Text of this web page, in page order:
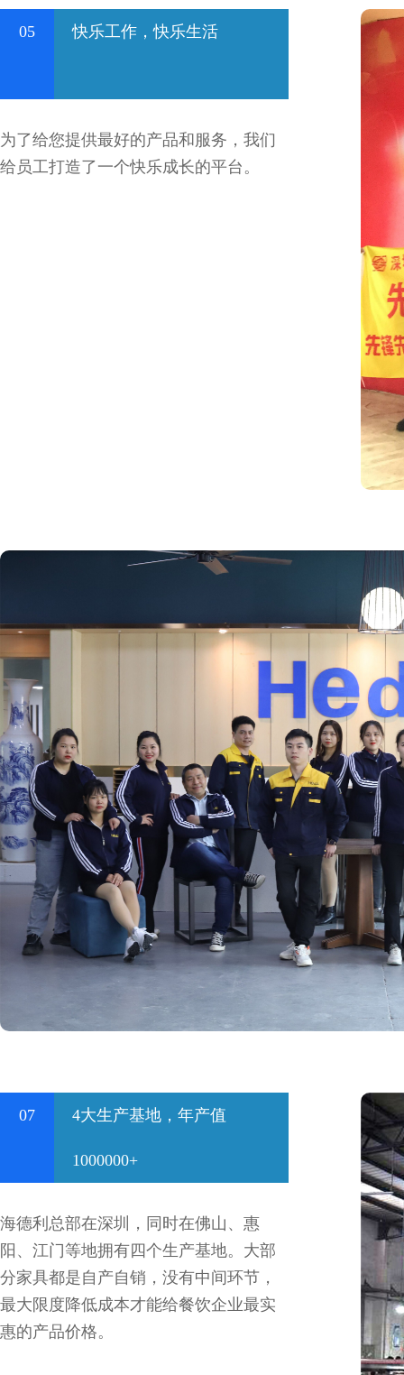
05 快乐工作，快乐生活
为了给您提供最好的产品和服务，我们
给员工打造了一个快乐成长的平台。
07 4大生产基地，年产值
1000000+
海德利总部在深圳，同时在佛山、惠
阳、江门等地拥有四个生产基地。大部
分家具都是自产自销，没有中间环节，
最大限度降低成本才能给餐饮企业最实
惠的产品价格。